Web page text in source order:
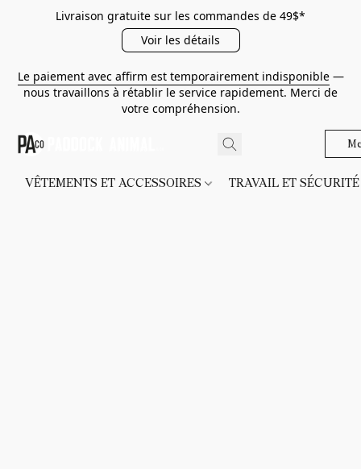
Livraison gratuite sur les commandes de 49$*
Voir les détails
Le paiement avec affirm est temporairement indisponible—
nous travaillons à rétablir le service rapidement. Merci de
votre compréhension.
VÊTEMENTS ET ACCESSOIRES TRAVAIL ET